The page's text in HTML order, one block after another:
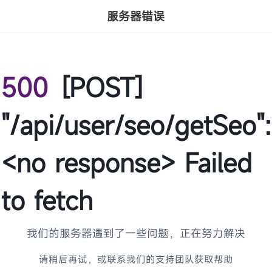
服务器错误
500 [POST]
"/api/user/seo/getSeo":
<no response> Failed
to fetch
我们的服务器遇到了一些问题，正在努力解决
请稍后再试，或联系我们的支持团队获取帮助